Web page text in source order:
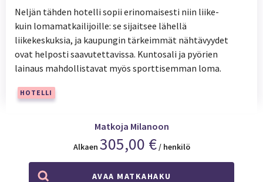
Neljän tähden hotelli sopii erinomaisesti niin liike-
kuin lomamatkailijoille: se sijaitsee lähellä
liikekeskuksia, ja kaupungin tärkeimmät nähtävyydet
ovat helposti saavutettavissa. Kuntosali ja pyörien
lainaus mahdollistavat myös sporttisemman loma.
HOTELLI
Matkoja Milanoon
Alkaen 305,00 €/ henkilö
AVAA MATKAHAKU